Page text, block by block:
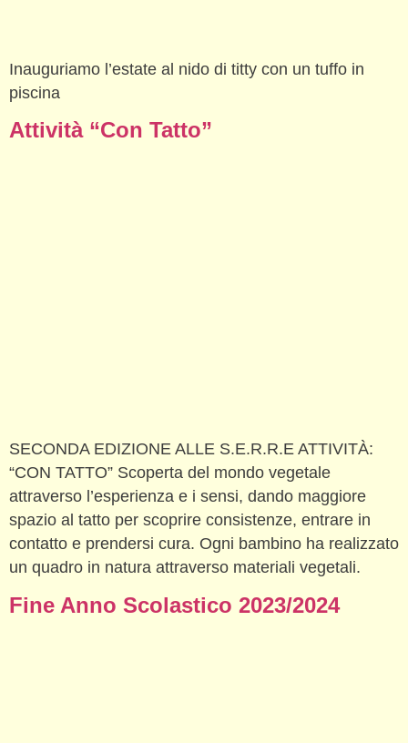
Inauguriamo l’estate al nido di titty con un tuffo in
piscina
Attività “Con Tatto”
SECONDA EDIZIONE ALLE S.E.R.R.E ATTIVITÀ:
“CON TATTO” Scoperta del mondo vegetale
attraverso l’esperienza e i sensi, dando maggiore
spazio al tatto per scoprire consistenze, entrare in
contatto e prendersi cura. Ogni bambino ha realizzato
un quadro in natura attraverso materiali vegetali.
Fine Anno Scolastico 2023/2024